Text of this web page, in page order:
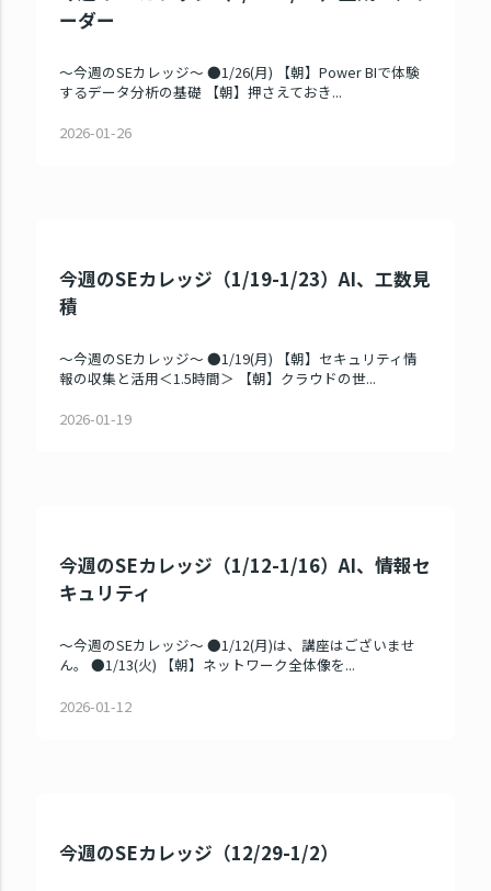
ーダー
～今週のSEカレッジ～ ●1/26(月) 【朝】Power BIで体験
するデータ分析の基礎 【朝】押さえておき...
2026-01-26
今週のSEカレッジ（1/19-1/23）AI、工数見
積
～今週のSEカレッジ～ ●1/19(月) 【朝】セキュリティ情
報の収集と活用＜1.5時間＞ 【朝】クラウドの世...
2026-01-19
今週のSEカレッジ（1/12-1/16）AI、情報セ
キュリティ
～今週のSEカレッジ～ ●1/12(月)は、講座はございませ
ん。 ●1/13(火) 【朝】ネットワーク全体像を...
2026-01-12
今週のSEカレッジ（12/29-1/2）